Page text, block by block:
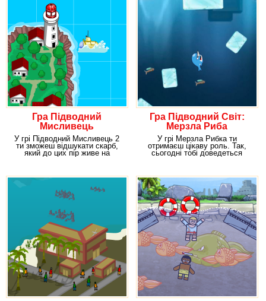
Гра Підводний
Мисливець
У грі Підводний Мисливець 2
ти зможеш відшукати скарб,
який до цих пір живе на
Гра Підводний Світ:
Мерзла Риба
У грі Мерзла Рибка ти
отримаєш цікаву роль. Так,
сьогодні тобі доведеться